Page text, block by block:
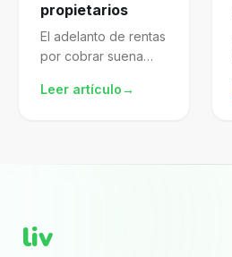
propietarios
El adelanto de rentas
por cobrar suena
gestionado te
Leer artículo→
liv